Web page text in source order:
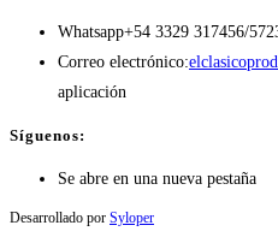
Whatsapp+54 3329 317456/
Correo electrónico:
aplicación
Síguenos:
Se abre en una nueva pestaña
Desarrollado por Syloper